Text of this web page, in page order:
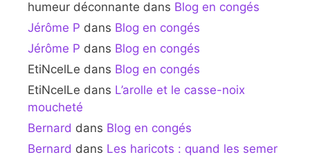
humeur déconnante dans Blog en congés
Jérôme P dans Blog en congés
Jérôme P dans Blog en congés
EtiNcelLe dans Blog en congés
EtiNcelLe dans L’arolle et le casse-noix
moucheté
Bernard dans Blog en congés
Bernard dans Les haricots : quand les semer